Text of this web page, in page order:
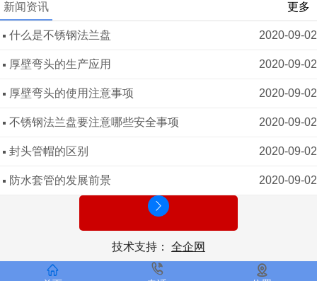
新闻资讯 更多
2020-09-02
什么是不锈钢法兰盘
2020-09-02
厚壁弯头的生产应用
2020-09-02
厚壁弯头的使用注意事项
2020-09-02
不锈钢法兰盘要注意哪些安全事项
2020-09-02
封头管帽的区别
2020-09-02
防水套管的发展前景
技术支持： 全企网